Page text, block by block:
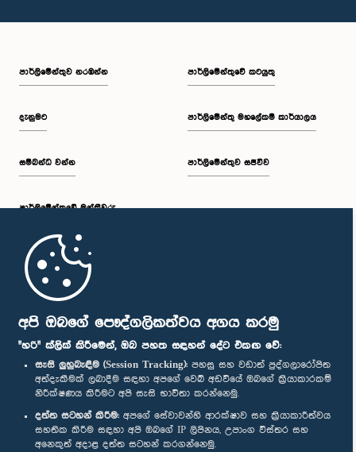
අපි ඔබගේ පෞද්ගලිකත්වය අගය කරමු
"හරි" ක්ලික් කිරීමෙන්, ඔබ පහත සඳහන් දේට එකඟ වේ:
සැසි ලුහුබැඳීම (Session Tracking): පහසු සහ වඩාත් පුද්ගලාරෝපිත
අත්දැකීමක් ලබාදීම සඳහා අපගේ වෙබ් අඩවියේ ඔබගේ ක්‍රියාකාරකම්
නිරීක්ෂණය කිරීමට අපි සැසි භාවිතා කරන්නෙමු.
දත්ත සටහන් කිරීම: අපගේ සේවාවන්හි ආරක්ෂාව සහ ක්‍රියාකාරීත්වය
සහතික කිරීම සඳහා අපි ඔබගේ IP ලිපිනය, උපාංග විස්තර සහ
අනෙකුත් අදාළ දත්ත සටහන් කරගන්නෙමු.
පාර්ලි‌මේන්තුව නරඹන්න
දැනුමට
සම්බන්ධ වන්න
පාර්ලි‌මේන්තුවේ මන්ත්‍රීවරු
මුල් පිටුව
පාර්ලිමේන්තුවේ කටයුතු
පාර්ලිමේන්තු මහලේකම් කාර්යාලය
පාර්ලිමේන්තුව සජීවීව
පාර්ලිමේන්තු ජංගම යෙදුම
අප හා සම්බන්ධ වී සිටින්න :